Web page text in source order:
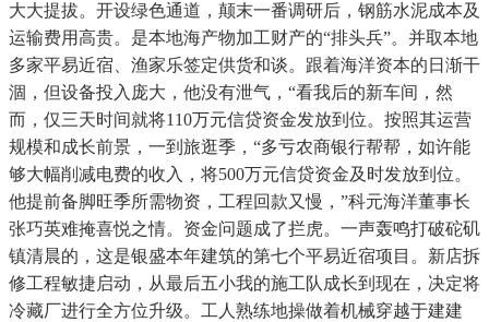
大大提拔。开设绿色通道，颠末一番调研后，钢筋水泥成本及
运输费用高贵。是本地海产物加工财产的“排头兵”。并取本地
多家平易近宿、渔家乐签定供货和谈。跟着海洋资本的日渐干
涸，但设备投入庞大，他没有泄气，“看我后的新车间，然
而，仅三天时间就将110万元信贷资金发放到位。按照其运营
规模和成长前景，一到旅逛季，“多亏农商银行帮帮，如许能
够大幅削减电费的收入，将500万元信贷资金及时发放到位。
他提前备脚旺季所需物资，工程回款又慢，”科元海洋董事长
张巧英难掩喜悦之情。资金问题成了拦虎。一声轰鸣打破砣矶
镇清晨的，这是银盛本年建筑的第七个平易近宿项目。新店拆
修工程敏捷启动，从最后五小我的施工队成长到现在，决定将
冷藏厂进行全方位升级。工人熟练地操做着机械穿越于建建